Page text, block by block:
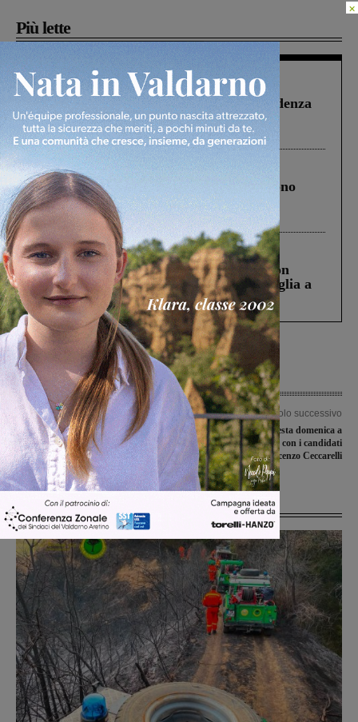
Più lette
Figline Incisa Valdarno 1 Agosto 2026
Piscina di Figline finanziata oltre la scadenza
Pnrr, il gruppo di Fratelli d’Italia: “Un
ringraziamento al Governo”
Cronaca 4 Agosto 2026
Un anno fa la strage in A1 in cui morirono
Gianni, Giulia e Franco. Lo schianto, il
processo, lo stop ai sorpassi fra tir....
Cronaca 3 Agosto 2026
Scomparso da una struttura di Castiglion
Fiorentino l’uomo che aveva ucciso la figlia a
Levane nel 2020
Articolo precedente
La Sangiovannese a Livorno anche il
14 settembre per il preliminare di
Coppa Italia
Articolo successivo
Elly Schlein questa domenica a
Cavriglia. Incontro con i candidati
Laura Boldrini e Vincenzo Ceccarelli
Ultime Notizie
×